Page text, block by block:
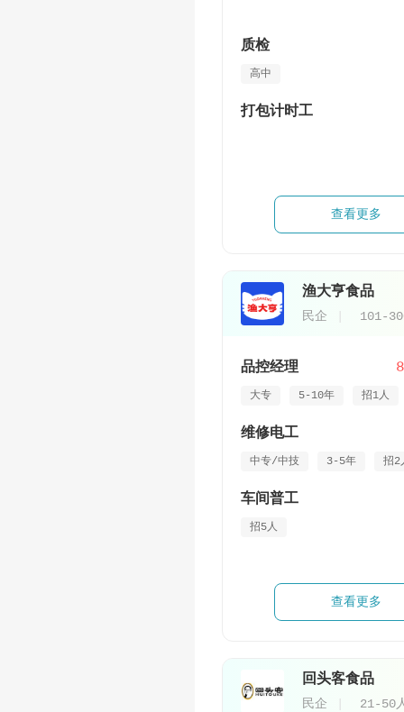
质检
高中
打包计时工
查看更多
渔大亨食品
民企 101-
品控经理
大专 5-10年 招1人
维修电工
中专/中技 3-5年 招2
车间普工
招5人
查看更多
回头客食品
民企 21-50